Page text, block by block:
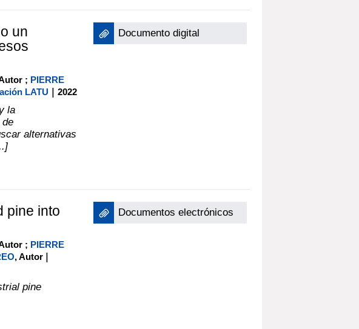
un
; PIERRE
LATU | 2022
la
alternativas
Documento digital
pine into
; PIERRE
, Autor |
pine
Documentos electrónicos